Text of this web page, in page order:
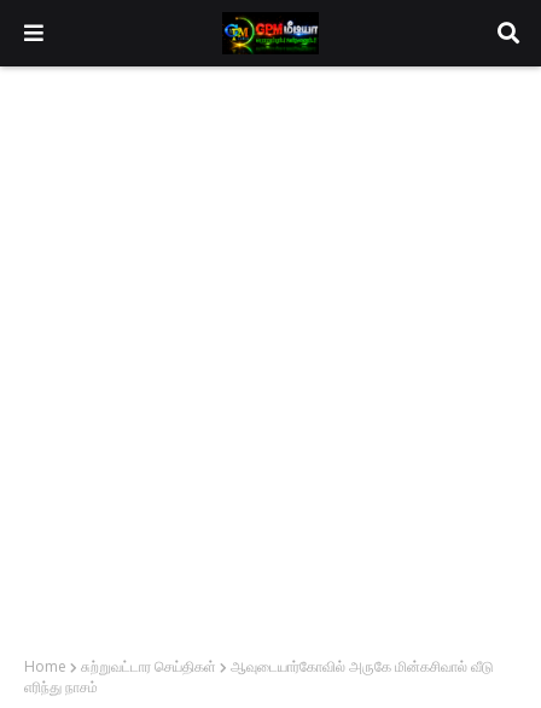
Home சுற்றுவட்டார செய்திகள்
ஆவுடையார்கோவில் அருகே மின்கசிவால் வீடு
எரிந்து நாசம்